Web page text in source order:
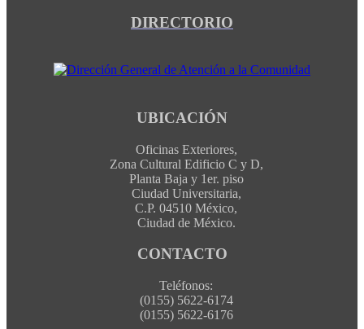
DIRECTORIO
UBICACIÓN
Oficinas Exteriores,
Zona Cultural Edificio C y D,
Planta Baja y 1er. piso
Ciudad Universitaria,
C.P. 04510 México,
Ciudad de México.
CONTACTO
Teléfonos:
(0155) 5622-6174
(0155) 5622-6176